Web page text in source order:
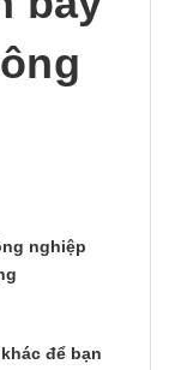
nghiệp
để bạn